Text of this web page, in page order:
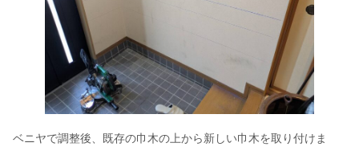
ベニヤで調整後、既存の巾木の上から新しい巾木を取り付けま